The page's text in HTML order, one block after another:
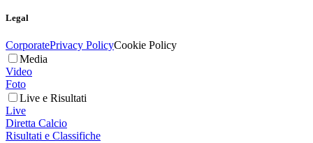
Legal
CorporatePrivacy PolicyCookie Policy
Media
Video
Foto
Live e Risultati
Live
Diretta Calcio
Risultati e Classifiche